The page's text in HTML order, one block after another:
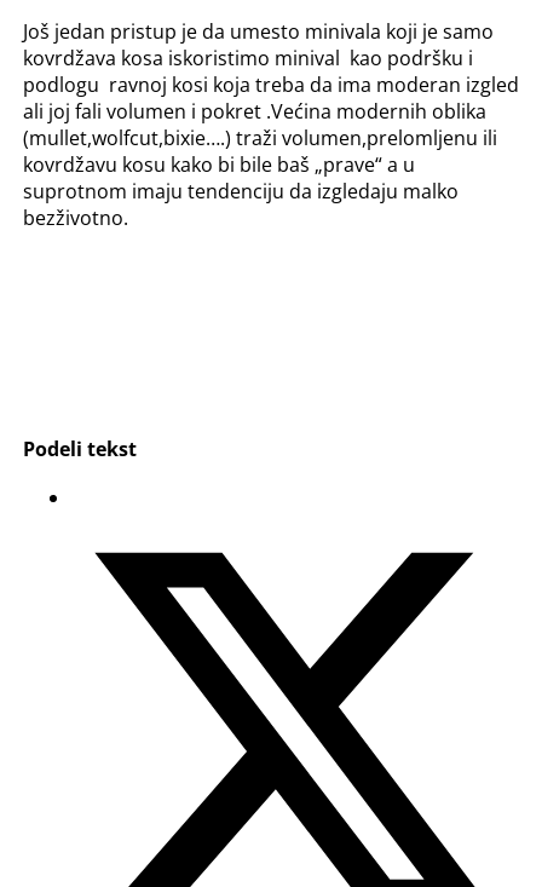
Još jedan pristup je da umesto minivala koji je samo
kovrdžava kosa iskoristimo minival kao podršku i
podlogu ravnoj kosi koja treba da ima moderan izgled
ali joj fali volumen i pokret .Većina modernih oblika
(mullet,wolfcut,bixie….) traži volumen,prelomljenu ili
kovrdžavu kosu kako bi bile baš „prave“ a u
suprotnom imaju tendenciju da izgledaju malko
bezživotno.
Podeli tekst